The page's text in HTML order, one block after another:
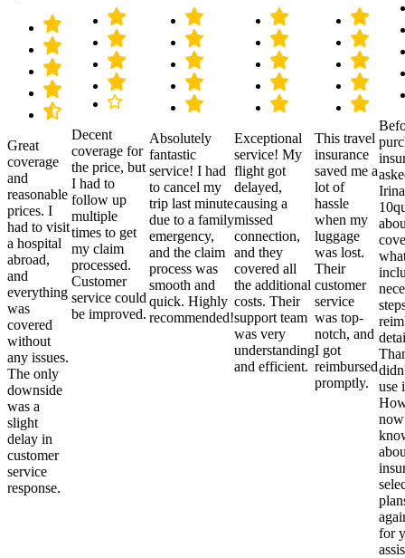
Great
coverage
and
reasonable
prices. I
had to visit
a hospital
abroad,
and
everything
was
covered
without
any issues.
The only
downside
was a
slight
delay in
customer
service
response.
Decent
coverage for
the price, but
I had to
follow up
multiple
times to get
my claim
processed.
Customer
service could
be improved.
Absolutely
fantastic
service! I had
to cancel my
trip last minute
due to a family
emergency,
and the claim
process was
smooth and
quick. Highly
recommended!
Exceptional
service! My
flight got
delayed,
causing a
missed
connection,
and they
covered all
the additional
costs. Their
support team
was very
understanding
and efficient.
This travel
insurance
saved me a
lot of
hassle
when my
luggage
was lost.
Their
customer
service
was top-
notch, and
I got
reimbursed
promptly.
use
for